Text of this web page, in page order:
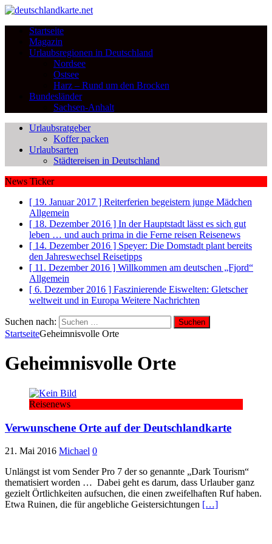
Startseite
Magazin
Urlaubsregionen in Deutschland
Nordsee
Ostsee
Harz – Rund um den Brocken
Bundesländer
Sachsen-Anhalt
Urlaubsratgeber
Koffer packen
Urlaubsarten
Städtereisen in Deutschland
News Ticker
[ 19. Januar 2017 ] Reiterferien begeistern junge Mädchen
Allgemein
[ 18. Dezember 2016 ] In der Hauptstadt lässt es sich gut
leben … und auch prima in die Ferne reisen Reisenews
[ 14. Dezember 2016 ] Speyer: Die Domstadt plant bereits
den Jahreswechsel Reisetipps
[ 11. Dezember 2016 ] Willkommen am deutschen „Fjord“
Allgemein
[ 6. Dezember 2016 ] Faszinierende Eiswelten: Gletscher
weltweit und in Europa Weitere Nachrichten
Suchen nach:
StartseiteGeheimnisvolle Orte
Geheimnisvolle Orte
Reisenews
Verwunschene Orte auf der Deutschlandkarte
21. Mai 2016 Michael 0
Unlängst ist vom Sender Pro 7 der so genannte „Dark Tourism“
thematisiert worden … Dabei geht es darum, dass Urlauber ganz
gezielt Örtlichkeiten aufsuchen, die einen zweifelhaften Ruf haben.
Etwa Ruinen, die für angebliche Geistersichtungen […]